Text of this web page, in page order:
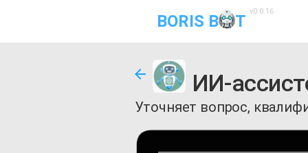
BORIS B T
v0.0.16
ИИ-
Уточняет вопрос,